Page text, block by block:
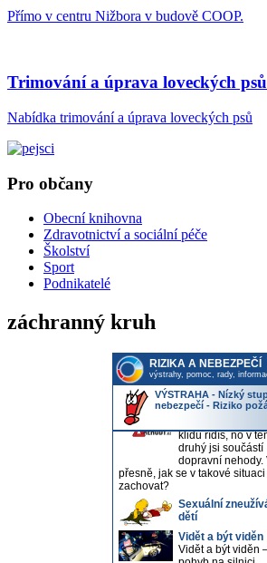
Přímo v centru Nižbora v budově COOP.
Trimování a úprava loveckých psů
Nabídka trimování a úprava loveckých psů
Pro občany
Obecní knihovna
Zdravotnictví a sociální péče
Školství
Sport
Podnikatelé
záchranný kruh